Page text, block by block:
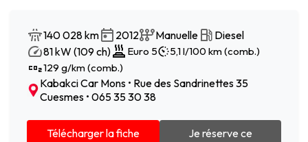
140 028 km 2012 Manuelle
Diesel
81 kW (109 ch)
Euro 5
5,1 l/100 km (comb.)
129 g/km (comb.)
Kabakci Car Mons • Rue des Sandrinettes 35
Cuesmes • 065 35 30 38
Télécharger la fiche
Je réserve ce